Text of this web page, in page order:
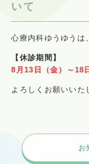
いて
心療内科ゆうゆうは
【休診期間】
8月13日（金）～18
よろしくお願いいた
お